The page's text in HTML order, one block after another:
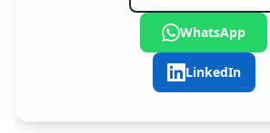
WhatsApp
LinkedIn